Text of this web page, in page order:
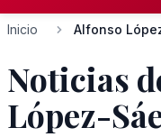
Inicio Alfonso
Noticias
López-